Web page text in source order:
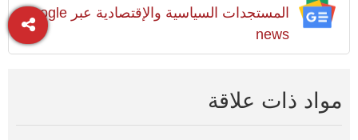
المستجدات السياسية والإقتصادية عبر Google
news
مواد ذات علاقة